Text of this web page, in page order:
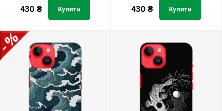
430 ₴ Купити 430 ₴ Купити